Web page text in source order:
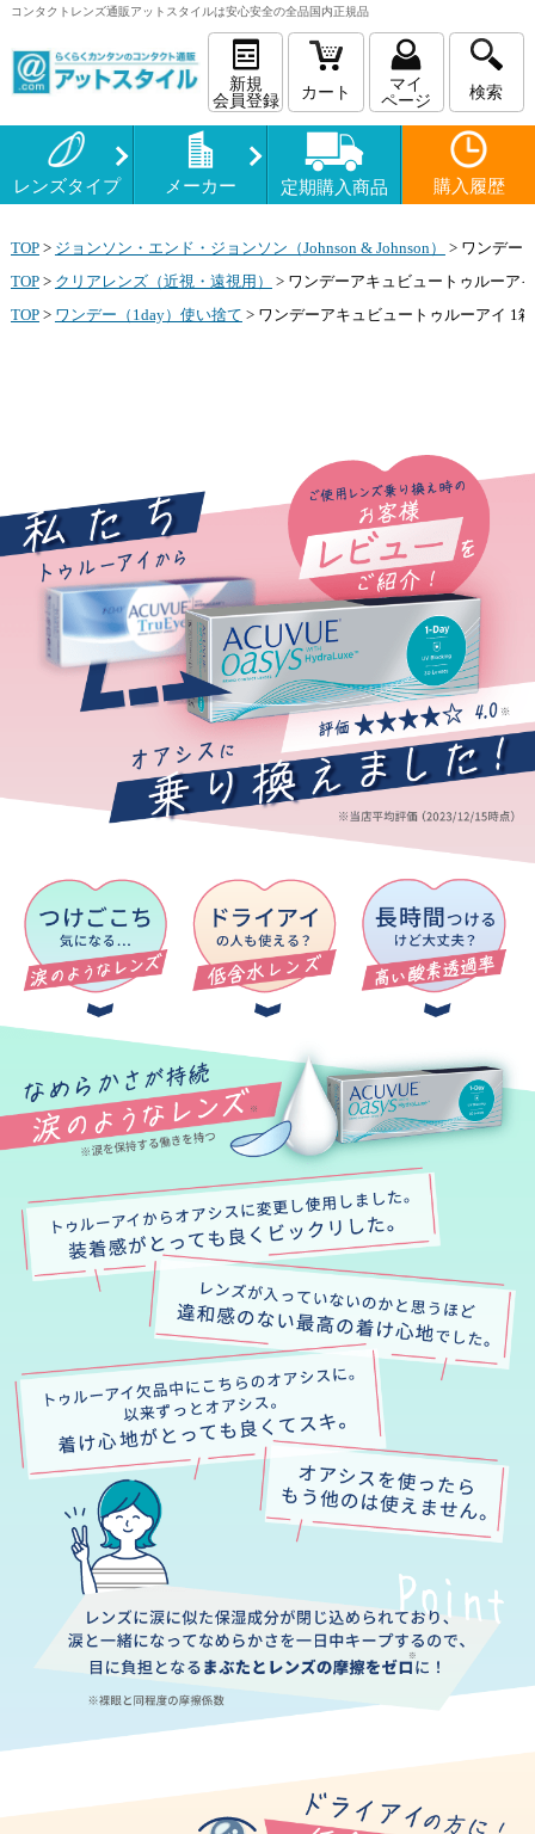
コンタクトレンズ通販アットスタイルは安心安全の全品国内正規品
新規
会員登録
カート
マイ
ページ
検索
レンズタイプ メーカー 定期購入商品 購入履歴
TOP> ジョンソン・エンド・ジョンソン（Johnson & Johnson） > ワンデー
TOP> クリアレンズ（近視・遠視用） > ワンデーアキュビュートゥルーア
TOP> ワンデー（1day）使い捨て > ワンデーアキュビュートゥルーアイ 1箱